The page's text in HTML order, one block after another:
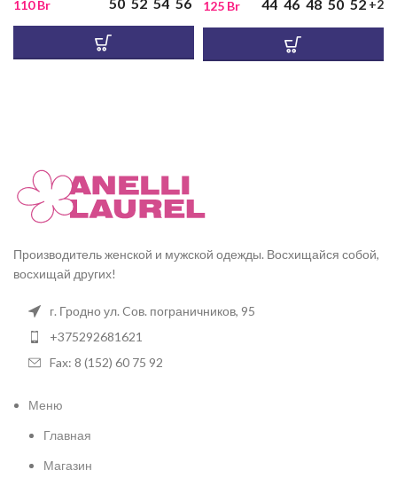
110Br 125 Br 44 46 48 50 52 +2
Производитель женской и мужской одежды. Восхищайся собой,
восхищай других!
г. Гродно ул. Cов. пограничников, 95
+375292681621
Fax: 8 (152) 60 75 92
Меню
Главная
Магазин